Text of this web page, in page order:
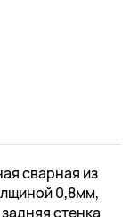
сварная из
0,8мм,
стенка